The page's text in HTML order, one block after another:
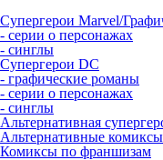
Супергерои Marvel/
- серии о персонажах
- синглы
Супергерои DC
- графические романы
- серии о персонажах
- синглы
Альтернативная
Альтернативные комиксы
Комиксы по франшизам